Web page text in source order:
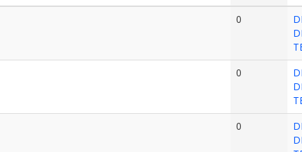
0
0
0